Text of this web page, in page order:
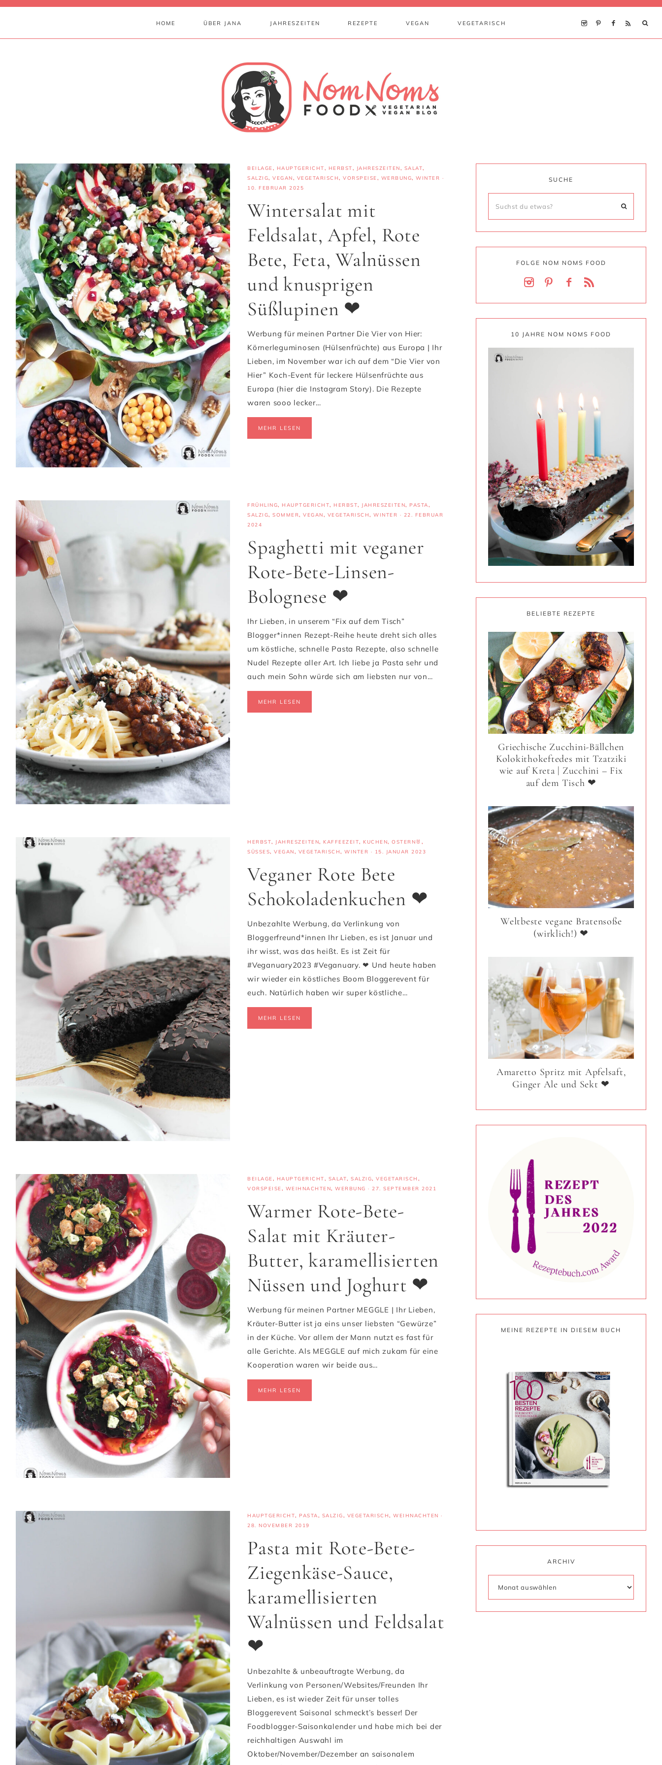
HOME ÜBER JANA JAHRESZEITEN REZEPTE VEGAN VEGETARISCH
BEILAGE, HAUPTGERICHT, HERBST, JAHRESZEITEN, SALAT,
SALZIG, VEGAN, VEGETARISCH, VORSPEISE, WERBUNG, WINTER ·
10. FEBRUAR 2025
Wintersalat mit
Feldsalat, Apfel, Rote
Bete, Feta, Walnüssen
und knusprigen
Süßlupinen ❤
Werbung für meinen Partner Die Vier von Hier:
Körnerleguminosen (Hülsenfrüchte) aus Europa | Ihr
Lieben, im November war ich auf dem “Die Vier von
Hier” Koch-Event für leckere Hülsenfrüchte aus
Europa (hier die Instagram Story). Die Rezepte
waren sooo lecker…
MEHR LESEN
FRÜHLING, HAUPTGERICHT, HERBST, JAHRESZEITEN, PASTA,
SALZIG, SOMMER, VEGAN, VEGETARISCH, WINTER · 22. FEBRUAR
2024
Spaghetti mit veganer
Rote-Bete-Linsen-
Bolognese ❤
Ihr Lieben, in unserem “Fix auf dem Tisch”
Blogger*innen Rezept-Reihe heute dreht sich alles
um köstliche, schnelle Pasta Rezepte, also schnelle
Nudel Rezepte aller Art. Ich liebe ja Pasta sehr und
auch mein Sohn würde sich am liebsten nur von…
MEHR LESEN
HERBST, JAHRESZEITEN, KAFFEEZEIT, KUCHEN, OSTERN🐰 ,
SÜSSES
, VEGAN, VEGETARISCH, WINTER · 15. JANUAR 2023
Veganer Rote Bete
Schokoladenkuchen ❤
Unbezahlte Werbung, da Verlinkung von
Bloggerfreund*innen Ihr Lieben, es ist Januar und
ihr wisst, was das heißt. Es ist Zeit für
#Veganuary2023 #Veganuary. ❤ Und heute haben
wir wieder ein köstliches Boom Bloggerevent für
euch. Natürlich haben wir super köstliche…
MEHR LESEN
BEILAGE, HAUPTGERICHT, SALAT, SALZIG, VEGETARISCH ,
VORSPEISE, WEIHNACHTEN, WERBUNG · 27. SEPTEMBER 2021
Warmer Rote-Bete-
Salat mit Kräuter-
Butter, karamellisierten
Nüssen und Joghurt ❤
Werbung für meinen Partner MEGGLE | Ihr Lieben,
Kräuter-Butter ist ja eins unser liebsten “Gewürze”
in der Küche. Vor allem der Mann nutzt es fast für
alle Gerichte. Als MEGGLE auf mich zukam für eine
Kooperation waren wir beide aus…
MEHR LESEN
HAUPTGERICHT, PASTA, SALZIG, VEGETARISCH, WEIHNACHTEN ·
28. NOVEMBER 2019
Pasta mit Rote-Bete-
Ziegenkäse-Sauce,
karamellisierten
Walnüssen und Feldsalat
❤
Unbezahlte & unbeauftragte Werbung, da
Verlinkung von Personen/Websites/Freunden Ihr
Lieben, es ist wieder Zeit für unser tolles
Bloggerevent Saisonal schmeckt’s besser! Der
Foodblogger-Saisonkalender und habe mich bei der
reichhaltigen Auswahl im
Oktober/November/Dezember an saisonalem
SUCHE
FOLGE NOM NOMS FOOD
10 JAHRE NOM NOMS FOOD
BELIEBTE REZEPTE
Griechische Zucchini-Bällchen
Kolokithokeftedes mit Tzatziki
wie auf Kreta | Zucchini – Fix
auf dem Tisch ❤
Weltbeste vegane Bratensoße
(wirklich!) ❤
Amaretto Spritz mit Apfelsaft,
Ginger Ale und Sekt ❤
MEINE REZEPTE IN DIESEM BUCH
ARCHIV